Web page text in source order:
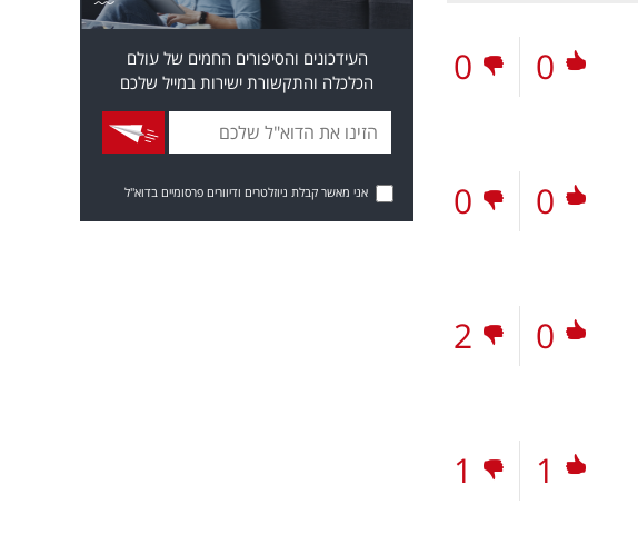
0
0
0
0
0
2
1
1
העידכונים והסיפורים החמים של עולם
הכלכלה והתקשורת ישירות במייל שלכם
אני מאשר קבלת ניוזלטרים ודיוורים פרסומיים בדוא"ל